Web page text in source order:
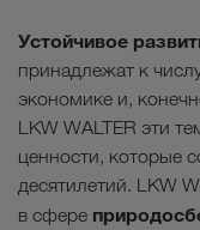
Устойчивое
принадлежат к
экономике и,
LKW WALTER эти
ценности, которые
десятилетий. LKW
в сфере